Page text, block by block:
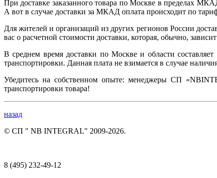
При доставке заказанного товара по Москве в пределах
А вот в случае доставки за МКАД оплата происходит по
Для жителей и организаций из других регионов России
вас о расчетной стоимости доставки, которая, обычно,
В среднем время доставки по Москве и области
транспортировки. Данная плата не взимается в случае
Убедитесь на собственном опыте: менеджеры СП «NB
транспортировки товара!
назад
© СП " NB INTEGRAL" 2009-2026.
8 (495) 232-49-12